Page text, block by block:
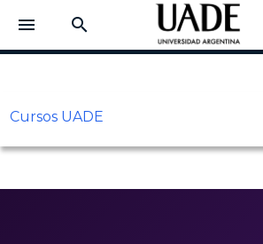
menu search
Cursos UADE